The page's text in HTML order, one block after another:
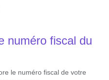
numéro fiscal du
le numéro fiscal de votre